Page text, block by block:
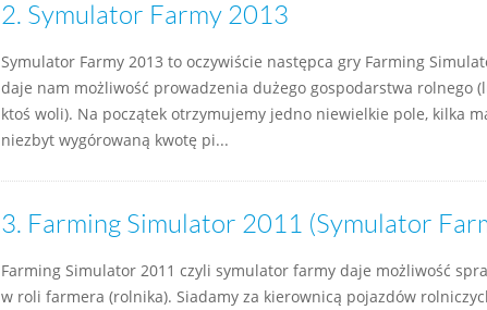
2. Symulator Farmy 2013
Symulator Farmy 2013 to oczywiście następca gry Farming
daje nam możliwość prowadzenia dużego gospodarstwa rolnego
ktoś woli). Na początek otrzymujemy jedno niewielkie pole, kilka
niezbyt wygórowaną kwotę pi...
3. Farming Simulator 2011 (Symulator
Farming Simulator 2011 czyli symulator farmy daje możliwość
w roli farmera (rolnika). Siadamy za kierownicą pojazdów